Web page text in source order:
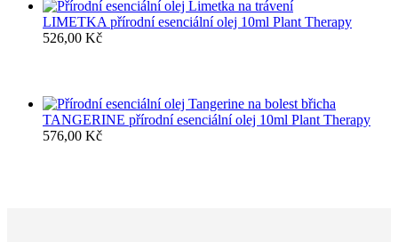
LIMETKA přírodní esenciální olej 10ml Plant Therapy
526,00 Kč
TANGERINE přírodní esenciální olej 10ml Plant Therapy
576,00 Kč